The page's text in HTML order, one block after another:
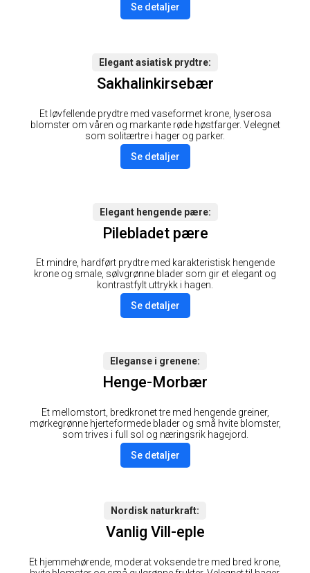
Se detaljer
Elegant asiatisk prydtre
Sakhalinkirsebær
Et løvfellende prydtre med vaseformet krone, lyserosa
blomster om våren og markante røde høstfarger. Velegnet
som solitærtre i hager og parker.
Se detaljer
Elegant hengende pære
Pilebladet pære
Et mindre, hardført prydtre med karakteristisk hengende
krone og smale, sølvgrønne blader som gir et elegant og
kontrastfylt uttrykk i hagen.
Se detaljer
Eleganse i grenene
Henge-Morbær
Et mellomstort, bredkronet tre med hengende greiner,
mørkegrønne hjerteformede blader og små hvite blomster,
som trives i full sol og næringsrik hagejord.
Se detaljer
Nordisk naturkraft
Vanlig Vill-eple
Et hjemmehørende, moderat voksende tre med bred krone,